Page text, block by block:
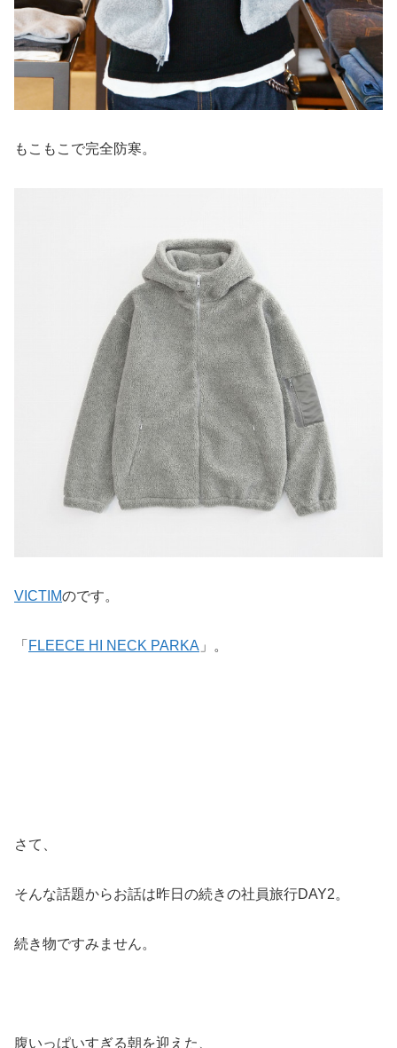
もこもこで完全防寒。
VICTIMのです。
「 FLEECE HI NECK PARKA 」。
さて、
そんな話題からお話は昨日の続きの社員旅行DAY2。
続き物ですみません。
腹いっぱいすぎる朝を迎えた、